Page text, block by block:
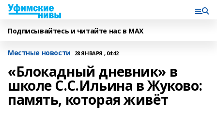
Подписывайтесь и читайте нас в MAX
Местные новости 28 ЯНВАРЯ , 04:42
«Блокадный дневник» в
школе С.С.Ильина в Жуково:
память, которая живёт